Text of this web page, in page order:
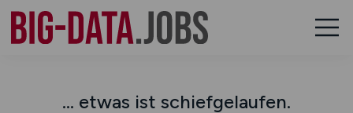
... etwas ist schiefgelaufen.